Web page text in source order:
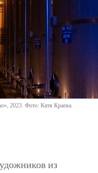
2023. Фото: Катя Краева.
из